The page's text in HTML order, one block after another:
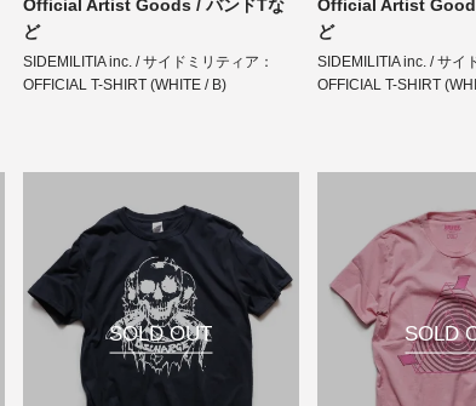
Official Artist Goods / バンドTな
ど
SIDEMILITIA inc. / サイドミリティア：
OFFICIAL T-SHIRT (WHITE / B)
Official Artist
ど
SIDEMILITIA inc. / サイ
OFFICIAL T-SHIRT
SOLD OUT SOLD